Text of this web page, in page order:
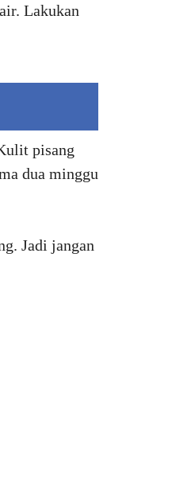
Lakukan
pisang
dua minggu
Jadi jangan